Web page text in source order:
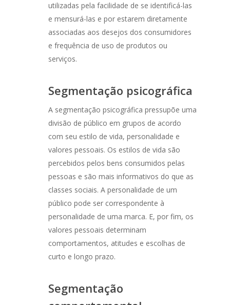
utilizadas pela facilidade de se identificá-las
e mensurá-las e por estarem diretamente
associadas aos desejos dos consumidores
e frequência de uso de produtos ou
serviços.
Segmentação psicográfica
A segmentação psicográfica pressupõe uma
divisão de público em grupos de acordo
com seu estilo de vida, personalidade e
valores pessoais. Os estilos de vida são
percebidos pelos bens consumidos pelas
pessoas e são mais informativos do que as
classes sociais. A personalidade de um
público pode ser correspondente à
personalidade de uma marca. E, por fim, os
valores pessoais determinam
comportamentos, atitudes e escolhas de
curto e longo prazo.
Segmentação